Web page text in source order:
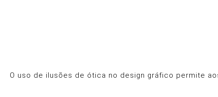
O uso de ilusões de ótica no design gráfico permite